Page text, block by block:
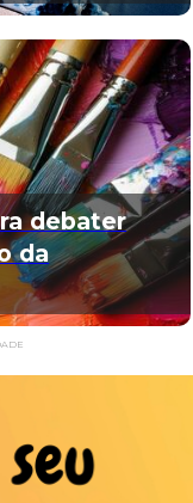
debater
da